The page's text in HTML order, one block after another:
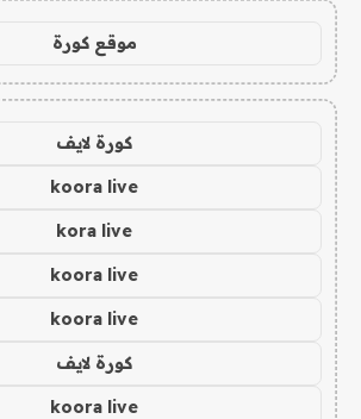
موقع كورة
كورة لايف
koora live
kora live
koora live
koora live
كورة لايف
koora live